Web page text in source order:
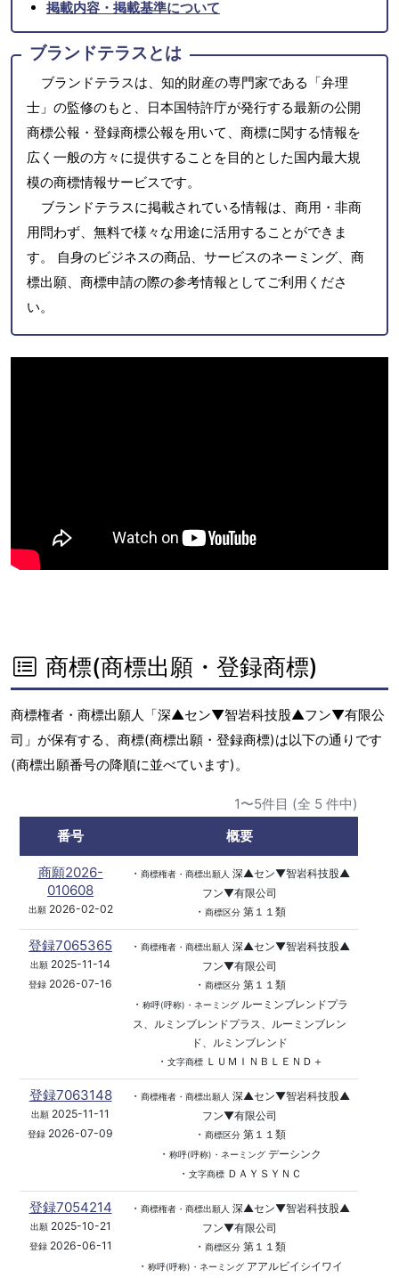
掲載内容・掲載基準について
ブランドテラスとは
ブランドテラスは、知的財産の専門家である「弁理
士」の監修のもと、日本国特許庁が発行する最新の公開
商標公報・登録商標公報を用いて、商標に関する情報を
広く一般の方々に提供することを目的とした国内最大規
模の商標情報サービスです。
ブランドテラスに掲載されている情報は、商用・非商
用問わず、無料で様々な用途に活用することができま
す。 自身のビジネスの商品、サービスのネーミング、商
標出願、商標申請の際の参考情報としてご利用くださ
い。
商標(商標出願・登録商標)
商標権者・商標出願人「深▲セン▼智岩科技股▲フン▼有限公
司」が保有する、商標(商標出願・登録商標)は以下の通りです
(商標出願番号の降順に並べています)。
1〜5件目 (全 5 件中)
番号
概要
商願2026-
010608
出願2026-02-02
・ 商標権者・商標出願人 深▲セン▼智岩科技股▲
フン▼有限公司
・ 商標区分第１１類
登録7065365
出願 2025-11-14
登録 2026-07-16
・ 商標権者・商標出願人 深▲セン▼智岩科技股▲
フン▼有限公司
・ 商標区分第１１類
・ 称呼(呼称)・ネーミングルーミンブレンドプラ
ス、ルミンブレンドプラス、ルーミンブレン
ド、ルミンブレンド
・ 文字商標ＬＵＭＩＮＢＬＥＮＤ＋
登録7063148
出願 2025-11-11
登録 2026-07-09
・ 商標権者・商標出願人 深▲セン▼智岩科技股▲
フン▼有限公司
・ 商標区分第１１類
・ 称呼(呼称)・ネーミングデーシンク
・ 文字商標ＤＡＹＳＹＮＣ
登録7054214
出願2025-10-21
登録2026-06-11
・ 商標権者・商標出願人 深▲セン▼智岩科技股▲
フン▼有限公司
・ 商標区分第１１類
・ 称呼(呼称)・ネーミングアアルビイシイワイ